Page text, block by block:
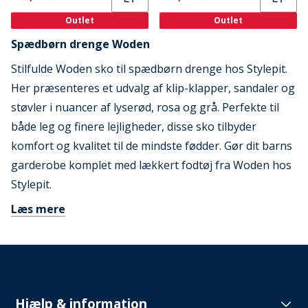
Outlet Outlet
Spædbørn drenge Woden
Stilfulde Woden sko til spædbørn drenge hos Stylepit.
Her præsenteres et udvalg af klip-klapper, sandaler og
støvler i nuancer af lyserød, rosa og grå. Perfekte til
både leg og finere lejligheder, disse sko tilbyder
komfort og kvalitet til de mindste fødder. Gør dit barns
garderobe komplet med lækkert fodtøj fra Woden hos
Stylepit.
Læs mere
Hjælp & information